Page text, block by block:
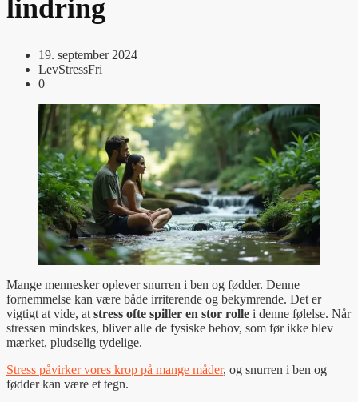
lindring
19. september 2024
LevStressFri
0
Mange mennesker oplever snurren i ben og fødder. Denne
fornemmelse kan være både irriterende og bekymrende. Det er
vigtigt at vide, at stress ofte spiller en stor rolle i denne følelse. Når
stressen mindskes, bliver alle de fysiske behov, som før ikke blev
mærket, pludselig tydelige.
Stress påvirker vores krop på mange måder, og snurren i ben og
fødder kan være et tegn.